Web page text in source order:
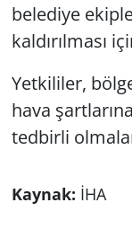
belediye
kaldırılması
Yetkililer,
hava
tedbirli
Kaynak: İHA